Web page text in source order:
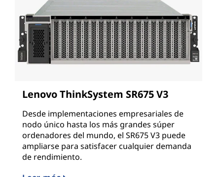
Lenovo ThinkSystem SR675 V3
Desde implementaciones empresariales de
nodo único hasta los más grandes súper
ordenadores del mundo, el SR675 V3 puede
ampliarse para satisfacer cualquier demanda
de rendimiento.